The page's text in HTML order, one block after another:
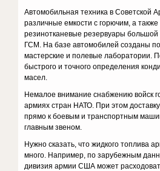
Автомобильная техника в Советской
различные емкости с горючим, а
резинотканевые резервуары большой
ГСМ. На базе автомобилей созданы
мастерские и полевые лаборатории.
быстрого и точного определения
масел.
Немалое внимание снабжению войск
армиях стран НАТО. При этом
прямо к боевым и транспортным
главным звеном.
Нужно сказать, что жидкого топлива
много. Например, по зарубежным
дивизия армии США может